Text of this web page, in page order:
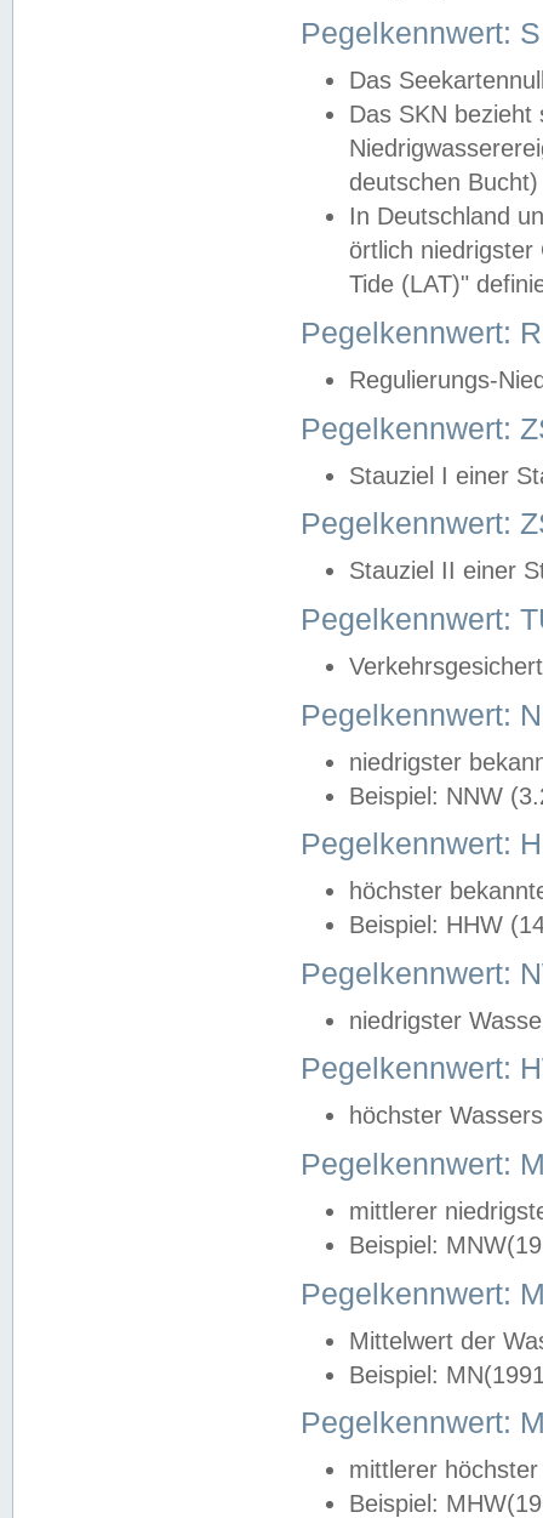
Pegelkennwert:
Das
Das SKN
deutschen
In Deutschland
örtlich
Tide (LAT)"
Pegelkennwert:
Regulierungs-
Pegelkennwert:
Stauziel I einer
Pegelkennwert:
Stauziel II einer
Pegelkennwert:
Pegelkennwert:
niedrigster
Beispiel: NNW
Pegelkennwert:
höchster
Beispiel: HHW
Pegelkennwert:
niedrigster
Pegelkennwert:
höchster
Pegelkennwert:
mittlerer
Beispiel:
Pegelkennwert:
Mittelwert der
Beispiel:
Pegelkennwert:
mittlerer
Beispiel: